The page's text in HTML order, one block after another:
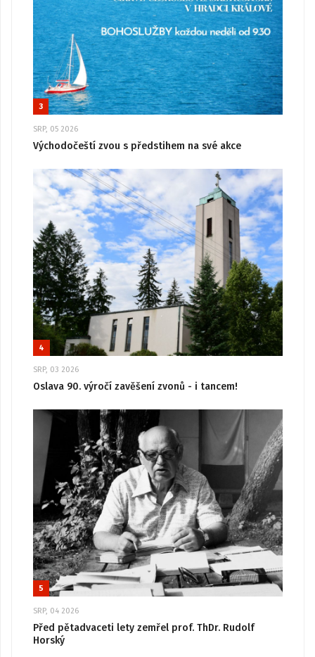
3
SRP, 05 2026
Východočeští zvou s předstihem na své akce
4
SRP, 03 2026
Oslava 90. výročí zavěšení zvonů - i tancem!
5
SRP, 04 2026
Před pětadvaceti lety zemřel prof. ThDr. Rudolf
Horský